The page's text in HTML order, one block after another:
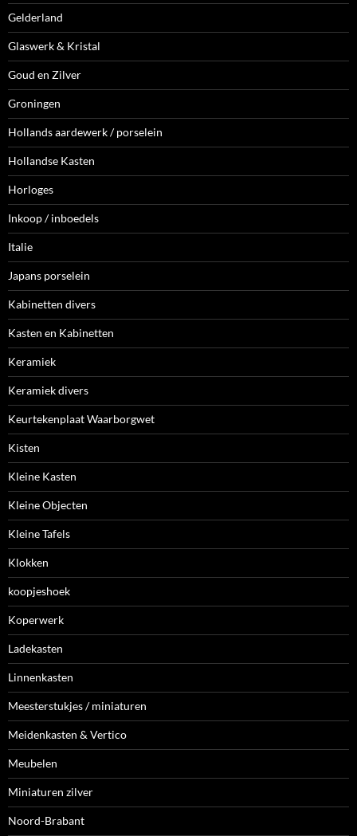
Gelderland
Glaswerk & Kristal
Goud en Zilver
Groningen
Hollands aardewerk / porselein
Hollandse Kasten
Horloges
Inkoop / inboedels
Italie
Japans porselein
Kabinetten divers
Kasten en Kabinetten
Keramiek
Keramiek divers
Keurtekenplaat Waarborgwet
Kisten
Kleine Kasten
Kleine Objecten
Kleine Tafels
Klokken
koopjeshoek
Koperwerk
Ladekasten
Linnenkasten
Meesterstukjes / miniaturen
Meidenkasten & Vertico
Meubelen
Miniaturen zilver
Noord-Brabant